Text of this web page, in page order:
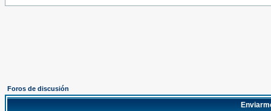
Foros de discusión